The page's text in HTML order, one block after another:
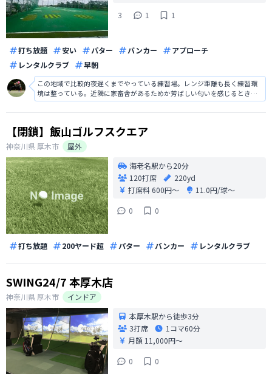
3
1 1
打ち放題 安い パター バンカー
アプローチ
レンタルクラブ
早朝
この地域で比較的夜遅くまでやっている練習場。レンジ距離も長く練習環
境は整っている。近隣に家畜舎があるためか芳ばしい匂いを感じるときが
あるのがたまにキズ。
【閉鎖】飯山ゴルフスクエア
神奈川県 厚木市
屋外
海老名駅から20分
120打席
220yd
打席料600円〜
11.0円/球〜
0
0
打ち放題 200ヤード超 パター バンカー レンタルクラブ
SWING24/7 本厚木店
神奈川県 厚木市
インドア
本厚木駅から徒歩3分
3打席
1コマ60分
月額 11,000円〜
0
0